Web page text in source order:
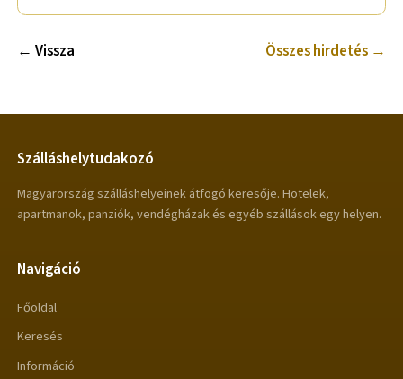
← Vissza Összes hirdetés →
Szálláshelytudakozó
Magyarország szálláshelyeinek átfogó keresője. Hotelek,
apartmanok, panziók, vendégházak és egyéb szállások egy helyen.
Navigáció
Főoldal
Keresés
Információ